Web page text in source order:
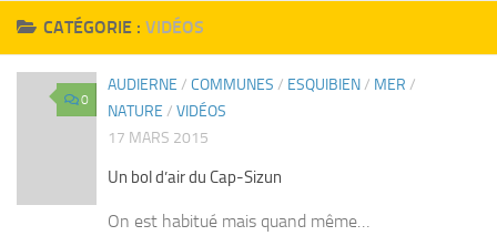
CATÉGORIE : VIDÉOS
0
AUDIERNE / COMMUNES / ESQUIBIEN/ MER /
NATURE / VIDÉOS
17 MARS 2015
Un bol d’air du Cap-Sizun
On est habitué mais quand même…